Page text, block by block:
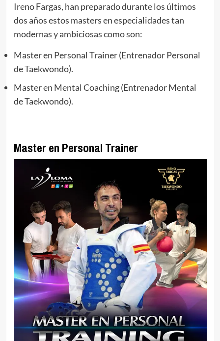
Ireno Fargas, han preparado durante los últimos
dos años estos masters en especialidades tan
modernas y ambiciosas como son:
Master en Personal Trainer (Entrenador Personal
de Taekwondo).
Master en Mental Coaching (Entrenador Mental
de Taekwondo).
Master en Personal Trainer